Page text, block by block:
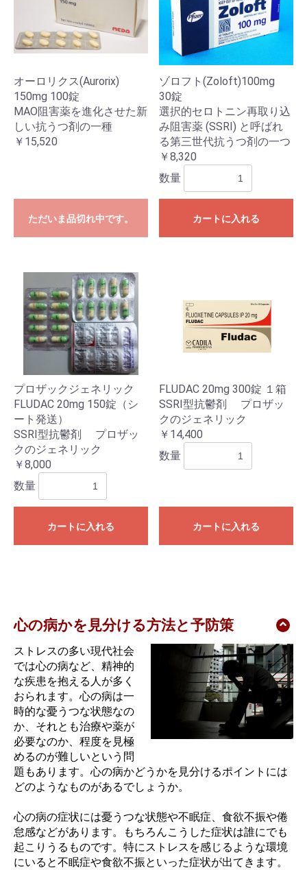
オーロリクス(Aurorix)
150mg 100錠
MAO阻害薬を進化させた新
しい抗うつ剤の一種
￥15,520
ただいま品切れ中です。
ゾロフト(Zoloft)100mg
30錠
選択的セロトニン再取り込
み阻害薬 (SSRI) と呼ばれ
る第三世代抗うつ剤の一つ
￥8,320
数量
カートに入れる
プロザックジェネリック
FLUDAC 20mg 150錠（シ
ート発送）
SSRI型抗鬱剤 プロザッ
クのジェネリック
￥8,000
数量
カートに入れる
FLUDAC 20mg 300錠 １箱
SSRI型抗鬱剤 プロザッ
クのジェネリック
￥14,400
数量
カートに入れる
心の病かを見分ける方法と予防策
ストレスの多い現代社会
では心の病など、精神的
な疾患を抱える人が多く
おられます。心の病は一
時的な憂うつな状態なの
か、それとも治療や薬が
必要なのか、程度を見極
めるのが難しいという問
題もあります。心の病かどうかを見分けるポイントには
どのようなものがあるでしょうか。
心の病の症状には憂うつな状態や不眠症、食欲不振や倦
怠感などがあります。もちろんこうした症状は誰にでも
起こりうるものです。特にストレスを感じるような環境
にいると不眠症や食欲不振といった症状が出てきます。